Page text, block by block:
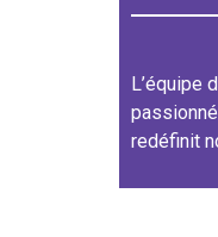
L’équipe
redéfinit